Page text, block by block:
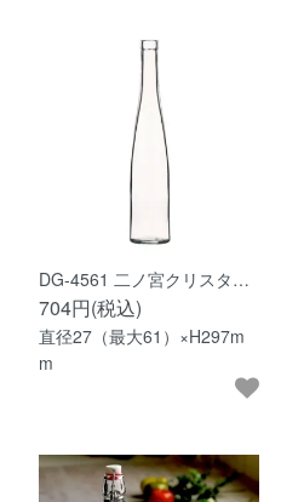
DG-4561 二ノ宮クリスタ…
704円(税込)
直径27（最大61）×H297m
m